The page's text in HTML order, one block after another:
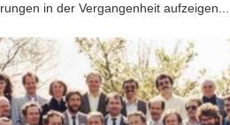
in der Vergangenheit aufzeigen...